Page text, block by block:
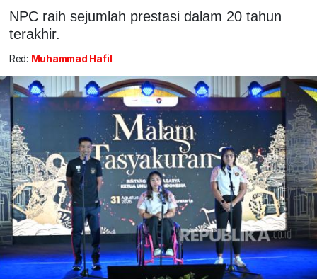
NPC raih sejumlah prestasi dalam 20 tahun
terakhir.
Red: Muhammad Hafil